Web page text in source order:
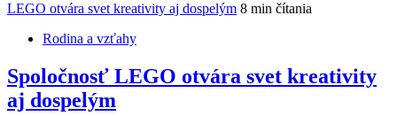
LEGO otvára svet kreativity aj dospelým 8 min čítania
Rodina a vzťahy
Spoločnosť LEGO otvára svet kreativity
aj dospelým